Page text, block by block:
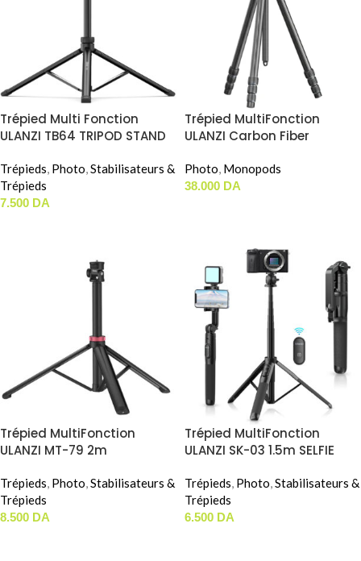
Trépied Multi Fonction
ULANZI TB64 TRIPOD STAND
Trépieds, Photo,Stabilisateurs &
Trépieds
7.500 DA
Trépied MultiFonction
ULANZI Carbon Fiber
60 ( 162cm / 10KG LOAD )
Photo, Monopods
38.000 DA
Trépied MultiFonction
ULANZI MT-79 2m
Trépieds, Photo,Stabilisateurs &
Trépieds
8.500 DA
Trépied MultiFonction
ULANZI SK-03 1.5m SELFIE
Trépieds, Photo,Stabilisateurs &
Trépieds
6.500 DA